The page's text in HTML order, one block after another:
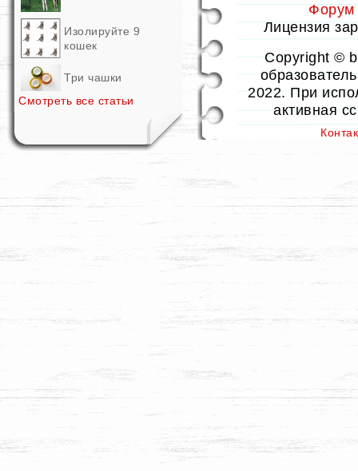
Изолируйте 9
кошек
Три чашки
Смотреть все статьи
Форум
Лицензия
Copyright ©
2022. При
активная